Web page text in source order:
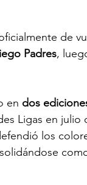
de
Padres,
en dos
Ligas en julio
los